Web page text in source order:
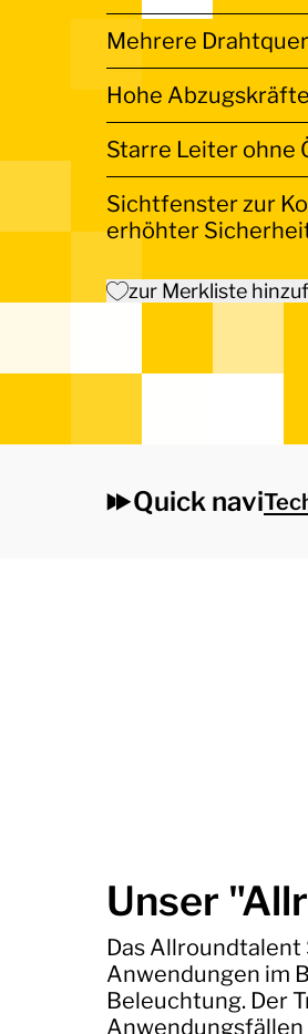
Mehrere
Hohe
Starre Leiter ohne
Sichtfenster zur
erhöhter
zur Merkliste
Quick navi
Unser
Das Allroundtalent
Anwendungen im
Beleuchtung. Der